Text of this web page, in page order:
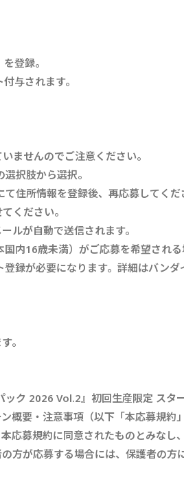
登録。
与されます。
ませんのでご注意ください。
択肢から選択。
住所情報を登録後、再応募してくだ
ください。
ルが自動で送信されます。
内16歳未満）がご応募を希望され
録が必要になります。詳細はバンダ
。
ク 2026 Vol.2』初回生産限定 スタ
概要・注意事項（以下「本応募規約
応募規約に同意されたものとみなし
方が応募する場合には、保護者の方